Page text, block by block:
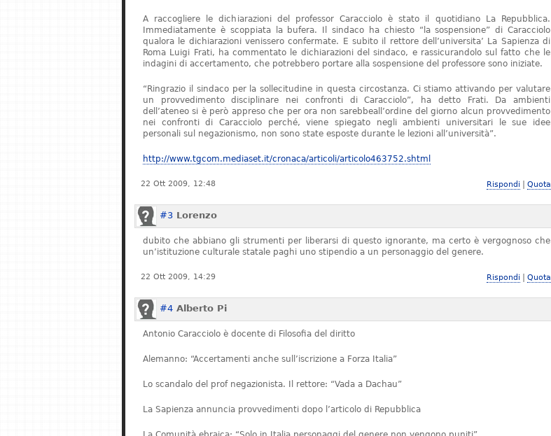
A raccogliere le dichiarazioni del professor Caracciolo è stato il quotidiano La Repubblica.
Immediatamente è scoppiata la bufera. Il sindaco ha chiesto “la sospensione” di Caracciolo
qualora le dichiarazioni venissero confermate. E subito il rettore dell’universita’ La Sapienza di
Roma Luigi Frati, ha commentato le dichiarazioni del sindaco, e rassicurandolo sul fatto che le
indagini di accertamento, che potrebbero portare alla sospensione del professore sono iniziate.
“Ringrazio il sindaco per la sollecitudine in questa circostanza. Ci stiamo attivando per valutare
un provvedimento disciplinare nei confronti di Caracciolo”, ha detto Frati. Da ambienti
dell’ateneo si è però appreso che per ora non sarebbeall’ordine del giorno alcun provvedimento
nei confronti di Caracciolo perché, viene spiegato negli ambienti universitari le sue idee
personali sul negazionismo, non sono state esposte durante le lezioni all’università”.
http://www.tgcom.mediaset.it/cronaca/articoli/articolo463752.shtml
22 Ott 2009, 12:48 Rispondi Quota
#3 Lorenzo
dubito che abbiano gli strumenti per liberarsi di questo ignorante, ma certo è vergognoso che
un’istituzione culturale statale paghi uno stipendio a un personaggio del genere.
22 Ott 2009, 14:29 Rispondi Quota
#4 Alberto Pi
Antonio Caracciolo è docente di Filosofia del diritto
Alemanno: “Accertamenti anche sull’iscrizione a Forza Italia”
Lo scandalo del prof negazionista. Il rettore: “Vada a Dachau”
La Sapienza annuncia provvedimenti dopo l’articolo di Repubblica